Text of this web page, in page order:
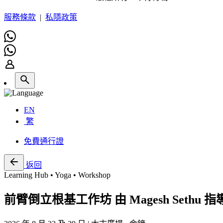
服務條款 | 私隱政策
EN
繁
免費通行證
返回
Learning Hub • Yoga • Workshop
前臂倒立根基工作坊 由 Magesh Sethu 指